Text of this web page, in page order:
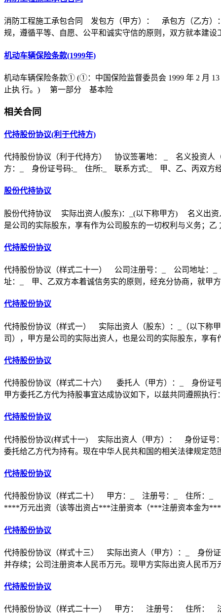
消防工程施工承包合同 发包方（甲方）： 承包方（乙方）
规，遵循平等、自愿、公平和诚实守信的原则，双方就本建设
机动车辆保险条款(1999年)
机动车辆保险条款① (①：中国保险监督委员会 1999 年 2 月
止执 行。) 第一部分 基本险
相关合同
代持股份协议(利于代持方)
代持股份协议（利于代持方） 协议签署地： _ 名义投资
方：_ 身份证号码:_ 住所:_ 联系方式:_ 甲、乙、丙双方
股份代持协议
股份代持协议 实际出资人(股东)：_(以下称甲方) 名义出资
是公司的实际股东，享有作为公司股东的一切权利与义务；乙
代持股份协议
代持股份协议（样式二十一） 公司注册号：_ 公司地址
址：_ 甲、乙双方本着诚信务实的原则，经充分协商，就甲
代持股份协议
代持股份协议（样式一） 实际出资人（股东）：_（以下称
司），甲方是公司的实际出资人，也是公司的实际股东，享有
代持股份协议
代持股份协议（样式二十六） 委托人（甲方）：_ 身份
甲方委托乙方代为持股事宜达成协议如下，以兹共同遵照执
代持股份协议
代持股份协议(样式十一) 实际出资人（甲方）： 身份证号
委托给乙方代为持有。现在中华人民共和国的相关法律规定范
代持股份协议
代持股份协议（样式二十） 甲方：_ 注册号：_ 住所：
****万元出资（该等出资占***注册资本（***注册资本金为
代持股份协议
代持股份协议（样式十三） 实际出资人（甲方）：_ 身份
并存续；公司注册资本人民币万元。现甲方实际出资人民币万
代持股份协议
代持股份协议（样式二十一） 甲方： 注册号： 住所：